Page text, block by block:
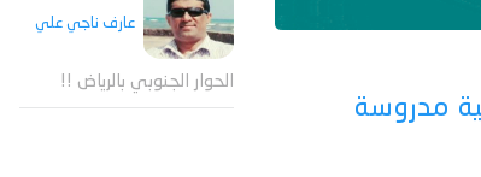
مدروسة
عارف ناجي علي
الحوار الجنوبي بالرياض !!